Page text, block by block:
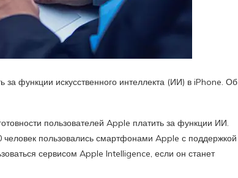
за функции искусственного интеллекта (ИИ) в iPhone. Об
пользователей Apple платить за функции ИИ.
пользовались смартфонами Apple с поддержкой
сервисом Apple Intelligence, если он станет